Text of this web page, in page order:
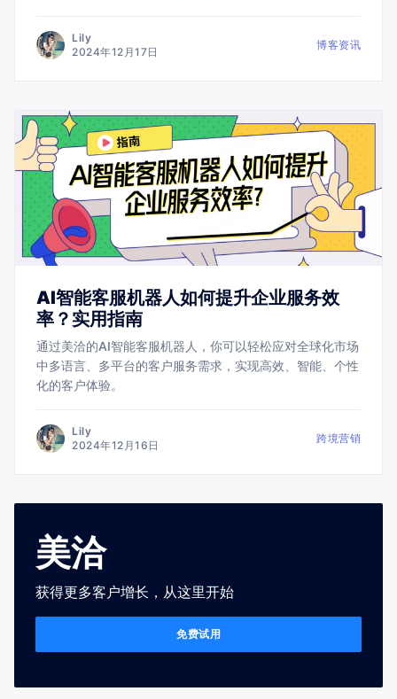
Lily
2024年12月17日
博客资讯
AI智能客服机器人如何提升企业服务效
率？实用指南
通过美洽的AI智能客服机器人，你可以轻松应对全球化市场
中多语言、多平台的客户服务需求，实现高效、智能、个性
化的客户体验。
Lily
2024年12月16日
跨境营销
美洽
获得更多客户增长，从这里开始
免费试用